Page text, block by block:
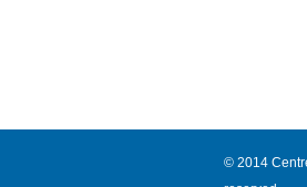
© 2014